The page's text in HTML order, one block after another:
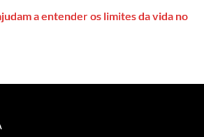
a entender os limites da vida no